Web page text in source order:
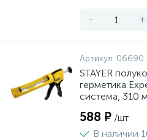
- +
Артикул: 06690
STAYER
герметика
система, 310
588 ₽ /шт
В наличии